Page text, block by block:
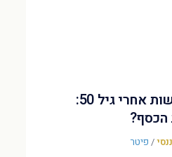
ביטוח מחלות קשות אחרי גיל 50:
הכסף?
/ פיטר